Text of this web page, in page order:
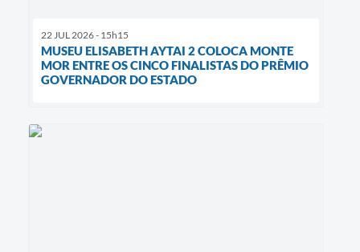
22 JUL 2026 - 15h15
MUSEU ELISABETH AYTAI 2 COLOCA MONTE
MOR ENTRE OS CINCO FINALISTAS DO PRÊMIO
GOVERNADOR DO ESTADO